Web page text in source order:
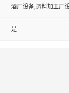
酒厂设备,调料加工厂
是